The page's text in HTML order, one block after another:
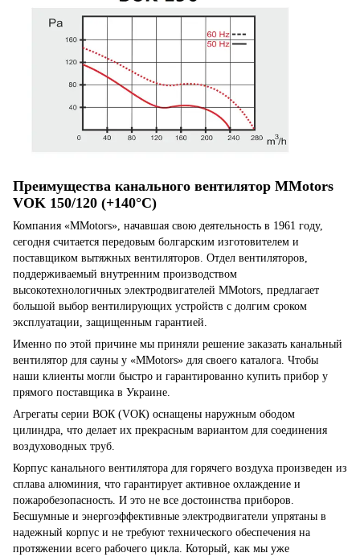
Преимущества канального вентилятор MMotors
VOK 150/120 (+140°C)
Компания «MMotors», начавшая свою деятельность в 1961 году,
сегодня считается передовым болгарским изготовителем и
поставщиком вытяжных вентиляторов. Отдел вентиляторов,
поддерживаемый внутренним производством
высокотехнологичных электродвигателей MMotors, предлагает
большой выбор вентилирующих устройств с долгим сроком
эксплуатации, защищенным гарантией.
Именно по этой причине мы приняли решение заказать канальный
вентилятор для сауны у «MMotors» для своего каталога. Чтобы
наши клиенты могли быстро и гарантированно купить прибор у
прямого поставщика в Украине.
Агрегаты серии ВОК (VOК) оснащены наружным ободом
цилиндра, что делает их прекрасным вариантом для соединения
воздуховодных труб.
Корпус канального вентилятора для горячего воздуха произведен из
сплава алюминия, что гарантирует активное охлаждение и
пожаробезопасность. И это не все достоинства приборов.
Бесшумные и энергоэффективные электродвигатели упрятаны в
надежный корпус и не требуют технического обеспечения на
протяжении всего рабочего цикла. Который, как мы уже